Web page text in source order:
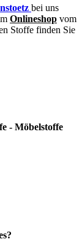
bei uns
Onlineshop vom
Stoffe finden Sie
- Möbelstoffe